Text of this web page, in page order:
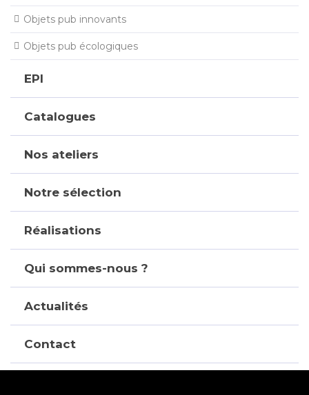
Objets pub innovants
Objets pub écologiques
EPI
Catalogues
Nos ateliers
Notre sélection
Réalisations
Qui sommes-nous ?
Actualités
Contact